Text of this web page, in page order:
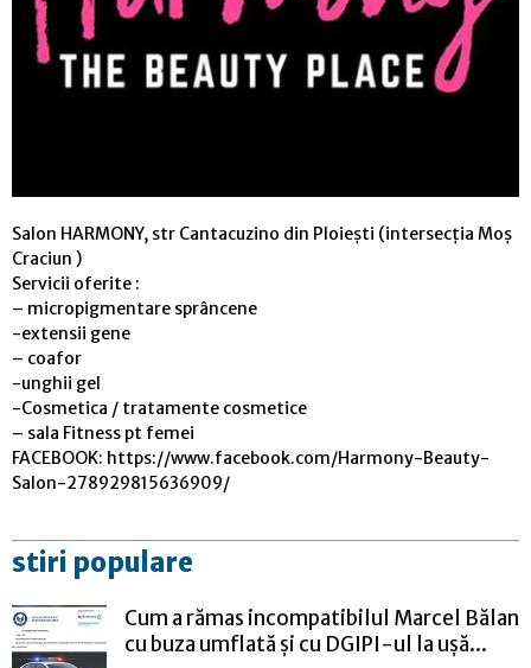
Salon HARMONY, str Cantacuzino din Ploiești (intersecția Moș
Craciun )
Servicii oferite :
– micropigmentare sprâncene
-extensii gene
– coafor
-unghii gel
-Cosmetica / tratamente cosmetice
– sala Fitness pt femei
FACEBOOK: https://www.facebook.com/Harmony-Beauty-
Salon-278929815636909/
stiri populare
Cum a rămas incompatibilul Marcel Bălan
cu buza umflată și cu DGIPI-ul la ușă...